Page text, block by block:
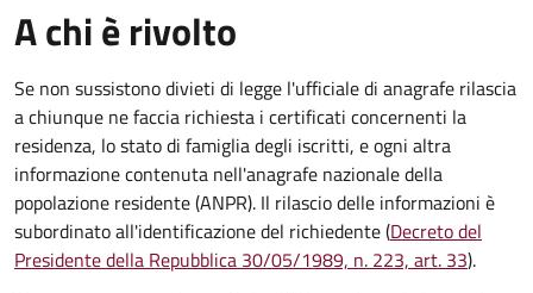
A chi è rivolto
Se non sussistono divieti di legge l'ufficiale di anagrafe rilascia
a chiunque ne faccia richiesta i certificati concernenti la
residenza, lo stato di famiglia degli iscritti, e ogni altra
informazione contenuta nell'anagrafe nazionale della
popolazione residente (ANPR). Il rilascio delle informazioni è
subordinato all'identificazione del richiedente (Decreto del
Presidente della Repubblica 30/05/1989, n. 223, art. 33).